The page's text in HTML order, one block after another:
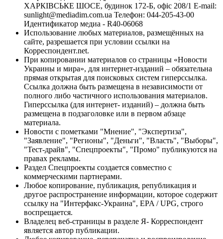
ХАРКІВСЬКЕ ШОСЕ, будинок 172-Б, офіс 208/1 E-mail:
sunlight@mediadim.com.ua Телефон: 044-205-43-00
Идентификатор медиа - R40-06068
Использование любых материалов, размещённых на
сайте, разрешается при условии ссылки на
Корреспондент.net.
При копировании материалов со страницы «Новости
Украины и мира», для интернет-изданий – обязательна
прямая открытая для поисковых систем гиперссылка.
Ссылка должна быть размещена в независимости от
полного либо частичного использования материалов.
Гиперссылка (для интернет- изданий) – должна быть
размещена в подзаголовке или в первом абзаце
материала.
Новости с пометками "Мнение", "Экспертиза",
"Заявление", "Регионы", "Деньги", "Власть", "Выборы",
"Тест-драйв", "Спецпроекты", "Промо" публикуются на
правах рекламы.
Раздел Спецпроекты создается совместно с
коммерческими партнерами.
Любое копирование, публикация, републикация и
другое распространение информации, которое содержит
ссылку на "Интерфакс-Украина", EPA / UPG, строго
воспрещается.
Владелец веб-страницы в разделе Я- Корреспондент
является автор публикации.